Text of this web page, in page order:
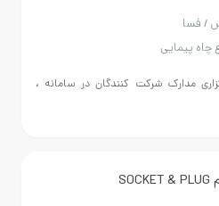
آباد شهرستان فسا
شرکت کنندگان در سامانه ،